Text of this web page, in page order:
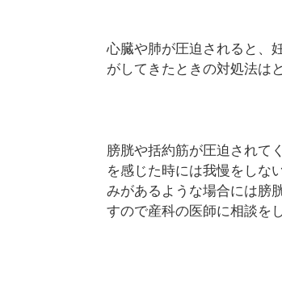
心臓や肺が圧迫されると、
がしてきたときの対処法は
膀胱や括約筋が圧迫されて
を感じた時には我慢をしな
みがあるような場合には膀
すので産科の医師に相談を